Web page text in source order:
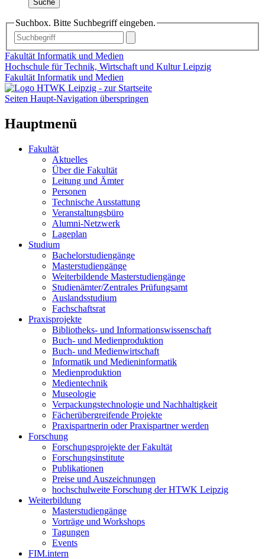
Suche
Suchbox. Bitte Suchbegriff eingeben.
Fakultät Informatik und Medien
Hochschule für Technik, Wirtschaft und Kultur Leipzig
Fakultät Informatik und Medien
Seiten Haupt-Navigation überspringen
Hauptmenü
Fakultät
Aktuelles
Über die Fakultät
Leitung und Ämter
Personen
Technische Ausstattung
Veranstaltungsbüro
Alumni-Netzwerk
Lageplan
Studium
Bachelorstudiengänge
Masterstudiengänge
Weiterbildende Masterstudiengänge
Studienämter/Zentrales Prüfungsamt
Auslandsstudium
Fachschaftsrat
Praxisprojekte
Bibliotheks- und Informationswissenschaft
Buch- und Medienproduktion
Buch- und Medienwirtschaft
Informatik und Medieninformatik
Medienproduktion
Medientechnik
Museologie
Verpackungstechnologie und Nachhaltigkeit
Fächerübergreifende Projekte
Praxispartnerin oder Praxispartner werden
Forschung
Forschungsprojekte der Fakultät
Forschungsinstitute
Publikationen
Preise und Auszeichnungen
hochschulweite Forschung der HTWK Leipzig
Weiterbildung
Masterstudiengänge
Vorträge und Workshops
Tagungen
Events
FIM.intern